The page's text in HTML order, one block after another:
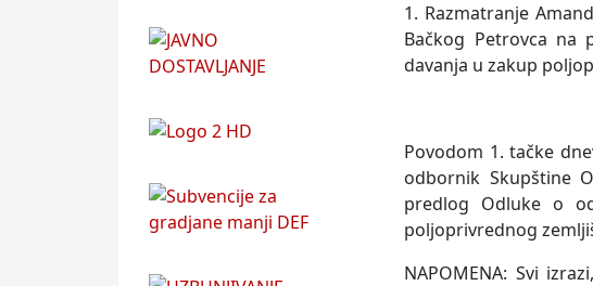
1. Razmatranje
Bačkog Petrovca na
davanja u zakup
Povodom 1. tačke
odbornik Skupštine
predlog Odluke o
poljoprivrednog
NAPOMENA: Svi